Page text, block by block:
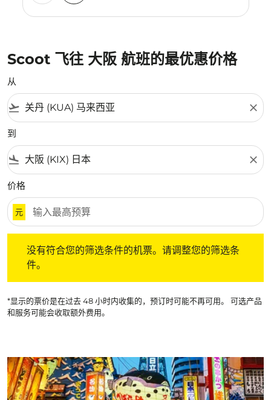
Scoot 飞往 大阪 航班的最优惠价格
从
flight_takeoff close
到
flight_land close
价格
元
没有符合您的筛选条件的机票。请调整您的筛选条
件。
*显示的票价是在过去 48 小时内收集的，预订时可能不再可用。 可选产品
和服务可能会收取额外费用。